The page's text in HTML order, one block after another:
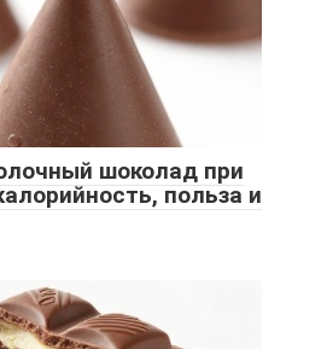
шоколад при
польза и